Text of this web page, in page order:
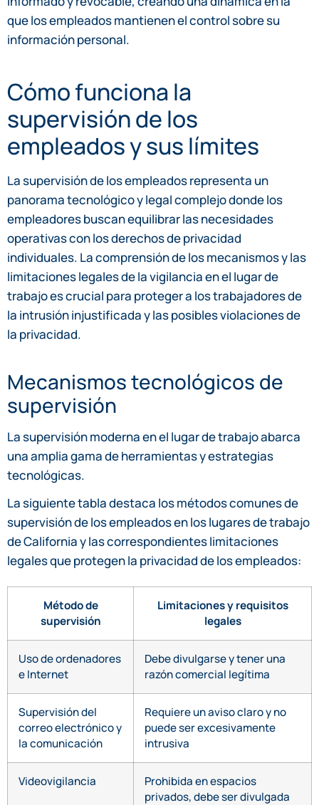
que los empleados mantienen el control sobre su
información personal.
Cómo funciona la
supervisión de los
empleados y sus límites
La supervisión de los empleados representa un
panorama tecnológico y legal complejo donde los
empleadores buscan equilibrar las necesidades
operativas con los derechos de privacidad
individuales. La comprensión de los mecanismos y las
limitaciones legales de la vigilancia en el lugar de
trabajo es crucial para proteger a los trabajadores de
la intrusión injustificada y las posibles violaciones de
la privacidad.
Mecanismos tecnológicos de
supervisión
La supervisión moderna en el lugar de trabajo abarca
una amplia gama de herramientas y estrategias
tecnológicas.
La siguiente tabla destaca los métodos comunes de
supervisión de los empleados en los lugares de trabajo
de California y las correspondientes limitaciones
legales que protegen la privacidad de los empleados:
Método de
supervisión
Limitaciones y requisitos
legales
Uso de ordenadores
e Internet
Debe divulgarse y tener una
razón comercial legítima
Supervisión del
correo electrónico y
la comunicación
Requiere un aviso claro y no
puede ser excesivamente
intrusiva
Videovigilancia
Prohibida en espacios
privados, debe ser divulgada